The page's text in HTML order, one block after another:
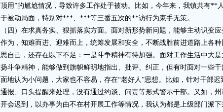
顶用”的尴尬情况，导致许多工作处于被动。比如，今年来，我镇共有
于被动局面，特别对***、***等三番五次的**访行为束手无策。
（四）在求真务实、狠抓落实方面。面对新形势新问题，能够主动识变
作为，知难而进、迎难而上，统筹发展和安全，不断战胜前进道路上各
思自己，还存在以下不足：一是斗争精神有待加强。面对工作生活中大
扬斗争精神，能够做到旗帜鲜明地指出、批评、纠正，但有时面对一些
面地认为小问题，大家也不容易，存在“老好人”思想。比如，针对干部
通报、口头提醒来处理，没有通过约谈、问责等形式警示干部。又如，
开会迟到，以办事为由不在村开展工作等情况，我认为都是上级部门派